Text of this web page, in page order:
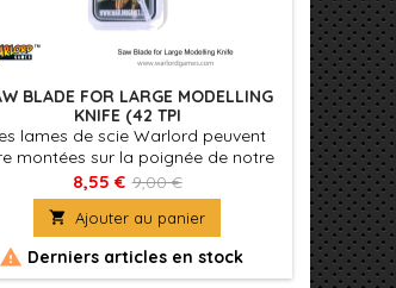
BLADE FOR LARGE MODELLING
KNIFE (42 TPI
lames de scie Warlord peuvent
montées sur la poignée de notre
grand couteau à modeler et
le plastique rigide et le
bois avec une petite section
Le couteau artisanal à
en plastique mesure 115 mm
8,55 € 9,00 €
 Ajouter au panier
 Derniers articles en stock